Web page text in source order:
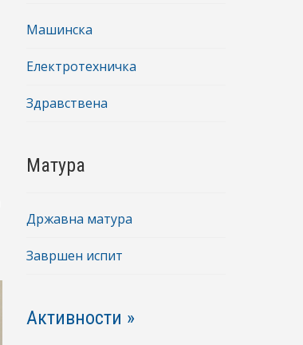
Машинска
Електротехничка
Здравствена
Матура
Државна матура
Завршен испит
Активности »